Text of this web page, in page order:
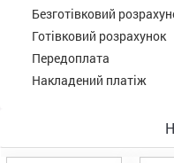
Безготівковий
Готівковий розрахунок
Передоплата
Накладений платіж